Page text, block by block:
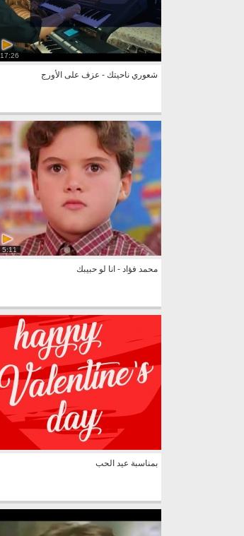
17:26
شعوري ناحيتك - عزف على الأورج
5:11
محمد فؤاد - انا لو حبيبك
بمناسبة عيد الحب